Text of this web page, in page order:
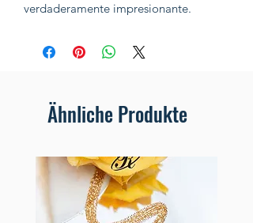
verdaderamente impresionante.
Ähnliche Produkte